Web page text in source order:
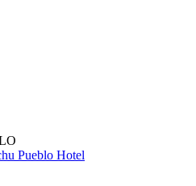
Pueblo Hotel